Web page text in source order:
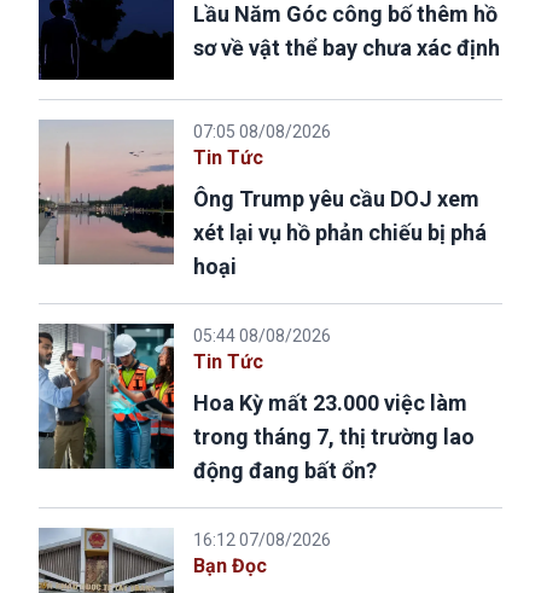
Lầu Năm Góc công bố thêm hồ
sơ về vật thể bay chưa xác định
07:05 08/08/2026
Tin Tức
Ông Trump yêu cầu DOJ xem
xét lại vụ hồ phản chiếu bị phá
hoại
05:44 08/08/2026
Tin Tức
Hoa Kỳ mất 23.000 việc làm
trong tháng 7, thị trường lao
động đang bất ổn?
16:12 07/08/2026
Bạn Đọc